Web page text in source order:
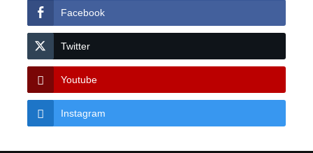
Facebook
Twitter
Youtube
Instagram